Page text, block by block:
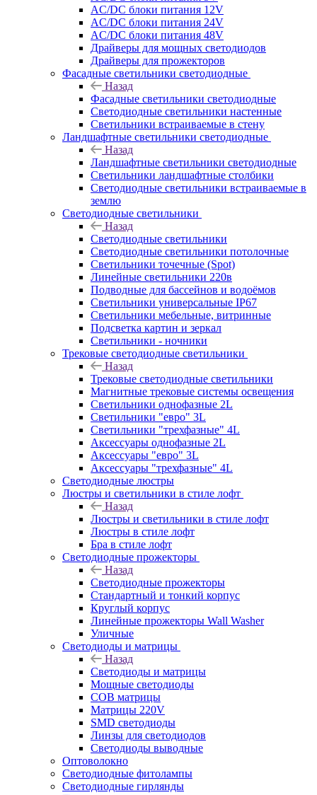
AC/DC блоки питания 12V
AC/DC блоки питания 24V
AC/DC блоки питания 48V
Драйверы для мощных светодиодов
Драйверы для прожекторов
Фасадные светильники светодиодные
Назад
Фасадные светильники светодиодные
Светодиодные светильники настенные
Светильники встраиваемые в стену
Ландшафтные светильники светодиодные
Назад
Ландшафтные светильники светодиодные
Светильники ландшафтные столбики
Светодиодные светильники встраиваемые в
землю
Светодиодные светильники
Назад
Светодиодные светильники
Светодиодные светильники потолочные
Светильники точечные (Spot)
Линейные светильники 220в
Подводные для бассейнов и водоёмов
Светильники универсальные IP67
Светильники мебельные, витринные
Подсветка картин и зеркал
Светильники - ночники
Трековые светодиодные светильники
Назад
Трековые светодиодные светильники
Магнитные трековые системы освещения
Светильники однофазные 2L
Светильники "евро" 3L
Светильники "трехфазные" 4L
Аксессуары однофазные 2L
Аксессуары "евро" 3L
Аксессуары "трехфазные" 4L
Светодиодные люстры
Люстры и светильники в стиле лофт
Назад
Люстры и светильники в стиле лофт
Люстры в стиле лофт
Бра в стиле лофт
Светодиодные прожекторы
Назад
Светодиодные прожекторы
Стандартный и тонкий корпус
Круглый корпус
Линейные прожекторы Wall Washer
Уличные
Светодиоды и матрицы
Назад
Светодиоды и матрицы
Мощные светодиоды
COB матрицы
Матрицы 220V
SMD светодиоды
Линзы для светодиодов
Светодиоды выводные
Оптоволокно
Светодиодные фитолампы
Светодиодные гирлянды